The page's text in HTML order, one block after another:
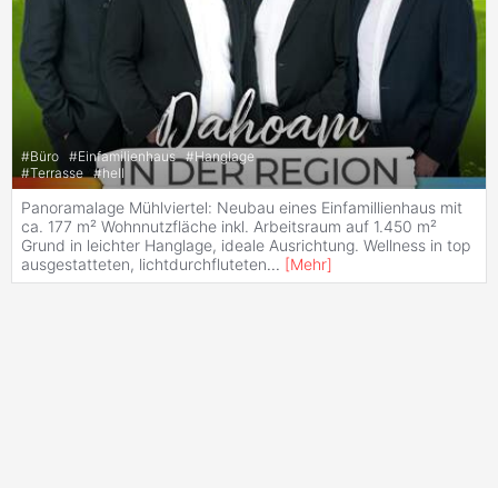
#Büro #Einfamilienhaus #Hanglage
#Terrasse #hell
Panoramalage Mühlviertel: Neubau eines Einfamillienhaus mit
ca. 177 m² Wohnnutzfläche inkl. Arbeitsraum auf 1.450 m²
Grund in leichter Hanglage, ideale Ausrichtung. Wellness in top
ausgestatteten, lichtdurchfluteten... [Mehr]